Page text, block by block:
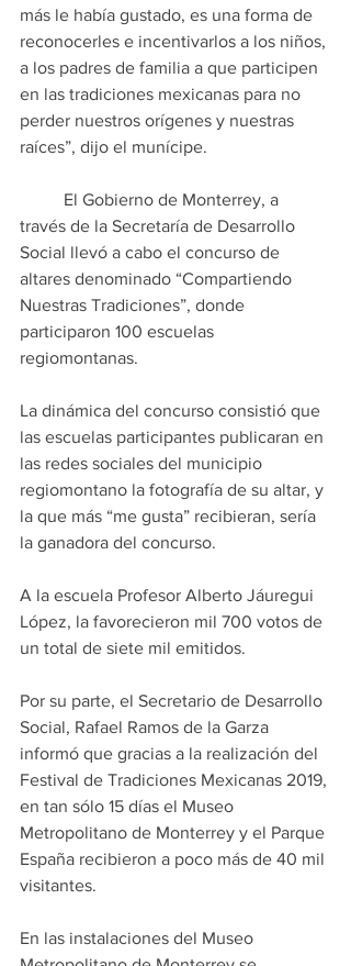
más le había gustado, es una forma de
reconocerles e incentivarlos a los niños,
a los padres de familia a que participen
en las tradiciones mexicanas para no
perder nuestros orígenes y nuestras
raíces”, dijo el munícipe.
través de la Secretaría de Desarrollo
Social llevó a cabo el concurso de
altares denominado “Compartiendo
Nuestras Tradiciones”, donde
participaron 100 escuelas
regiomontanas.
La dinámica del concurso consistió que
las escuelas participantes publicaran en
las redes sociales del municipio
regiomontano la fotografía de su altar, y
la que más “me gusta” recibieran, sería
la ganadora del concurso.
A la escuela Profesor Alberto Jáuregui
López, la favorecieron mil 700 votos de
un total de siete mil emitidos.
Por su parte, el Secretario de Desarrollo
Social, Rafael Ramos de la Garza
informó que gracias a la realización del
Festival de Tradiciones Mexicanas 2019,
en tan sólo 15 días el Museo
Metropolitano de Monterrey y el Parque
España recibieron a poco más de 40 mil
visitantes.
En las instalaciones del Museo